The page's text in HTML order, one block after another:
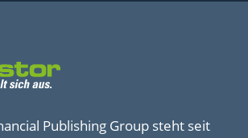
Publishing Group steht seit